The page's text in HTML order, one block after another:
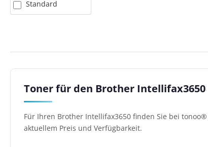
Standard
Toner für den Brother Intellifax3650
Für Ihren Brother Intellifax3650 finden Sie bei
aktuellem Preis und Verfügbarkeit.